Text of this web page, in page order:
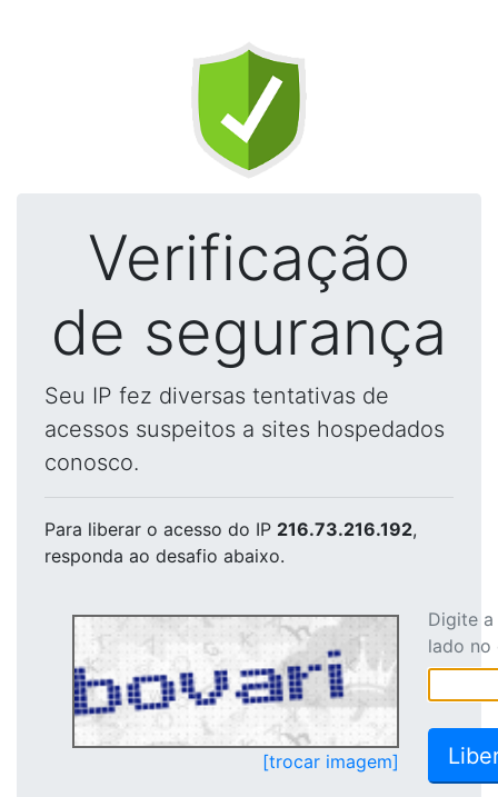
Verificação
de segurança
Seu IP fez diversas tentativas de
acessos suspeitos a sites hospedados
conosco.
Para liberar o acesso do IP 216.73.216.192,
responda ao desafio abaixo.
[trocar imagem]
Digite
lado no